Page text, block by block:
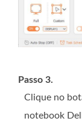
Passo 3.
Clique no
notebook